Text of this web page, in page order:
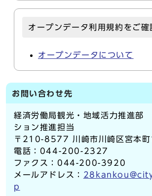
オープンデータ利用規約をご確
オープンデータについて
お問い合わせ先
経済労働局観光・地域活力推進部
ション推進担当
〒210-8577 川崎市川崎区宮本町
電話：044-200-2327
ファクス：044-200-3920
メールアドレス：
p